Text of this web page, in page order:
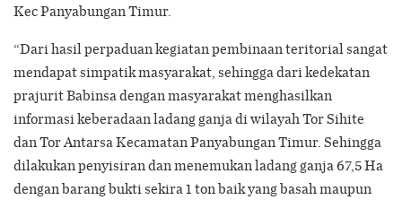
Kec Panyabungan Timur.
“Dari hasil perpaduan kegiatan pembinaan teritorial sangat
mendapat simpatik masyarakat, sehingga dari kedekatan
prajurit Babinsa dengan masyarakat menghasilkan
informasi keberadaan ladang ganja di wilayah Tor Sihite
dan Tor Antarsa Kecamatan Panyabungan Timur. Sehingga
dilakukan penyisiran dan menemukan ladang ganja 67,5 Ha
dengan barang bukti sekira 1 ton baik yang basah maupun